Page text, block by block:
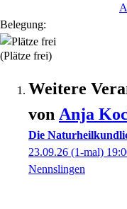
Belegung:
(Plätze frei)
Weitere
von Anja
Die
23.09.26 (1-mal)
Nennslingen